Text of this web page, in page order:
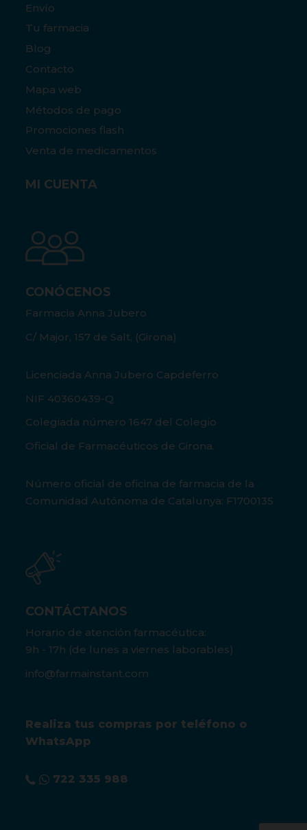
Envío
Tu farmacia
Blog
Contacto
Mapa web
Métodos de pago
Promociones flash
Venta de medicamentos
MI CUENTA
CONÓCENOS
Farmacia Anna Jubero
C/ Major, 157 de Salt, (Girona)
Licenciada Anna Jubero Capdeferro
NIF 40360439-Q
Colegiada número 1647 del Colegio
Oficial de Farmacéuticos de Girona.
Número oficial de oficina de farmacia de la
Comunidad Autónoma de Catalunya: F1700135
CONTÁCTANOS
Horario de atención farmacéutica:
9h - 17h (de lunes a viernes laborables)
info@farmainstant.com
Realiza tus compras por teléfono o
WhatsApp
722 335 988